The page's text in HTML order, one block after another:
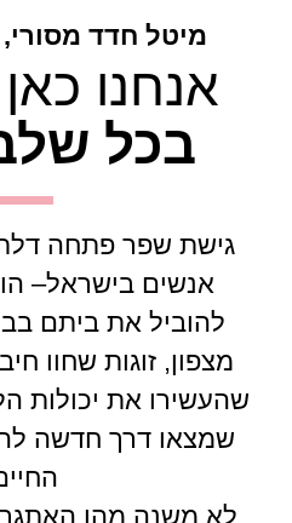
מיטל חדד
אנחנו
בכל
גישת שפר פתחה
אנשים בישראל–
להוביל את ביתם
מצפון, זוגות שחוו
שהעשירו את יכולות
שמצאו דרך חדשה
לא משנה מהו האתגר